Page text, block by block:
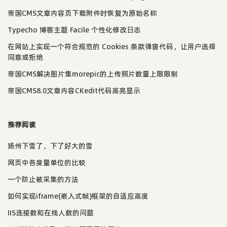
帝国CMS文章内容页下载附件时恢复为原始名称
Typecho 博客主题 Facile 个性化修改日志
在网站上实现一个符合规范的 Cookies 条款弹窗代码，让用户选择
同意或拒绝
帝国CMS解决图片集morepic的上传照片数量上限限制
帝国CMS8.0文章内容CKedit代码高亮显示
推荐阅读
扬州下雪了，下了好大的雪
网页中各度量单位的比较
一个防止被采集的方法
如何实现iframe(嵌入式帧)框架的自适应高度
IIS连接数和在线人数的问题